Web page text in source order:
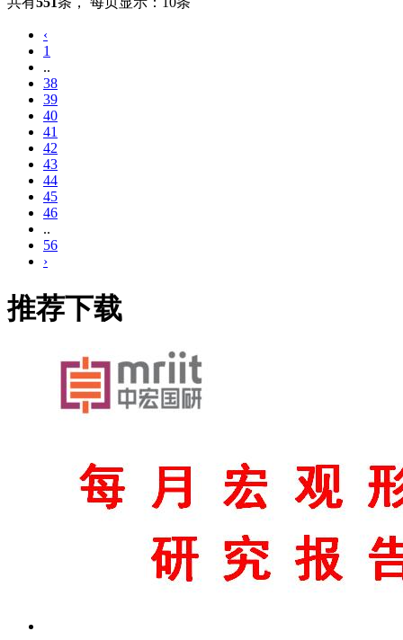
‹
1
..
38
39
40
41
42
43
44
45
46
..
56
›
推荐下载